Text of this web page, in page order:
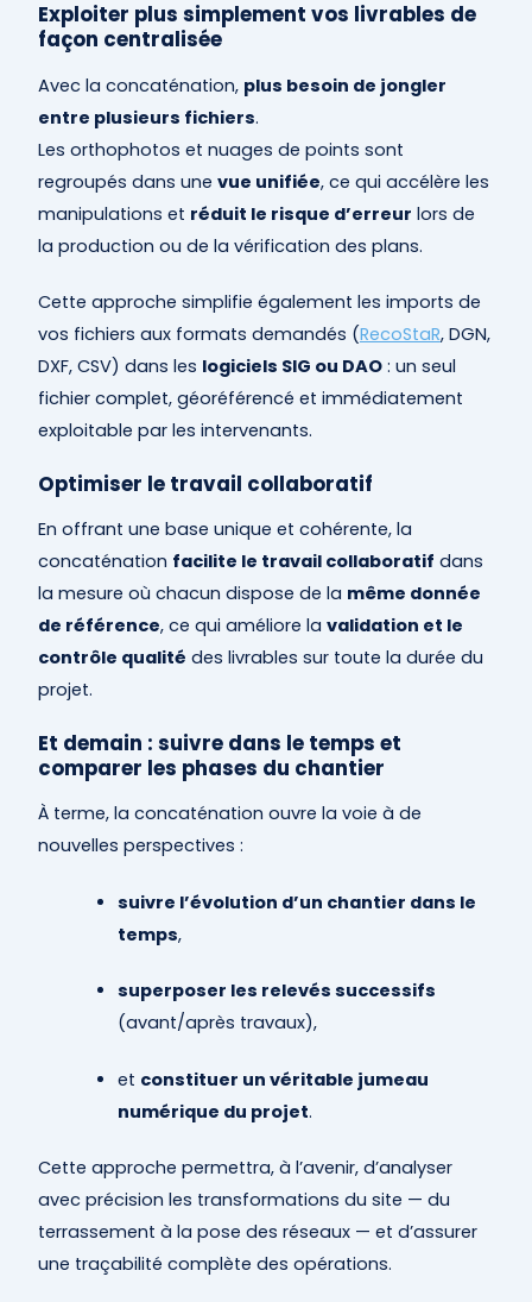
Exploiter plus simplement vos livrables de
façon centralisée
Avec la concaténation, plus besoin de jongler
entre plusieurs fichiers.
Les orthophotos et nuages de points sont
regroupés dans une vue unifiée, ce qui accélère les
manipulations et réduit le risque d’erreur lors de
la production ou de la vérification des plans.
Cette approche simplifie également les imports de
vos fichiers aux formats demandés (RecoStaR, DGN,
DXF, CSV) dans les logiciels SIG ou DAO: un seul
fichier complet, géoréférencé et immédiatement
exploitable par les intervenants.
Optimiser le travail collaboratif
En offrant une base unique et cohérente, la
concaténation facilite le travail collaboratif dans
la mesure où chacun dispose de la même donnée
de référence, ce qui améliore la validation et le
contrôle qualité des livrables sur toute la durée du
projet.
Et demain : suivre dans le temps et
comparer les phases du chantier
À terme, la concaténation ouvre la voie à de
nouvelles perspectives :
suivre l’évolution d’un chantier dans le
temps,
superposer les relevés successifs
(avant/après travaux),
et constituer un véritable jumeau
numérique du projet.
Cette approche permettra, à l’avenir, d’analyser
avec précision les transformations du site — du
terrassement à la pose des réseaux — et d’assurer
une traçabilité complète des opérations.